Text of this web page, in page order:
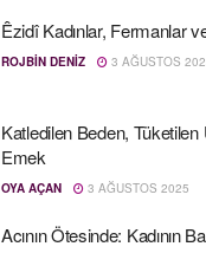
Êzidî Kadınlar, Fermanlar
ROJBIN DENIZ 3 AĞUSTOS
Katledilen Beden,
Emek
OYA AÇAN 3 AĞUSTOS 2025
Acının Ötesinde: Kadının